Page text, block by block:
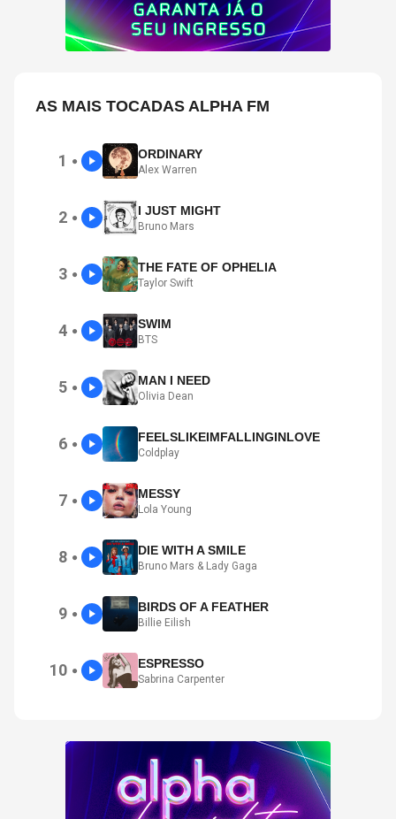
AS MAIS TOCADAS ALPHA FM
1 ● ORDINARY
Alex Warren
2 ● I JUST MIGHT
Bruno Mars
3 ● THE FATE OF OPHELIA
Taylor Swift
4 ● SWIM
BTS
5 ● MAN I NEED
Olivia Dean
6 ● FEELSLIKEIMFALLINGINLOVE
Coldplay
7 ● MESSY
Lola Young
8 ● DIE WITH A SMILE
Bruno Mars & Lady Gaga
9 ● BIRDS OF A FEATHER
Billie Eilish
10 ● ESPRESSO
Sabrina Carpenter